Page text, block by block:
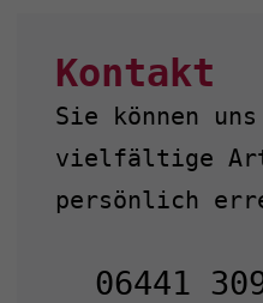
Kontakt
Sie können
vielfältige Art
persönlich
06441